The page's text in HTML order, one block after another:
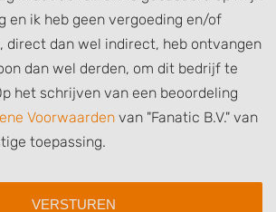
en ik heb geen vergoeding en/of
direct dan wel indirect, heb ontvangen
dan wel derden, om dit bedrijf te
het schrijven van een beoordeling
Voorwaarden van "Fanatic B.V." van
toepassing.